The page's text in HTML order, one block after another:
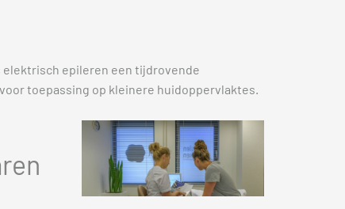
elektrisch epileren een tijdrovende
toepassing op kleinere huidoppervlaktes.